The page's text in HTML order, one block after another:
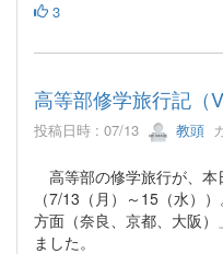
3
高等部修学旅行記（
投稿日時 : 07/13 教頭
高等部の修学旅行が、本
（7/13（月）～15（水）
方面（奈良、京都、大阪
ました。